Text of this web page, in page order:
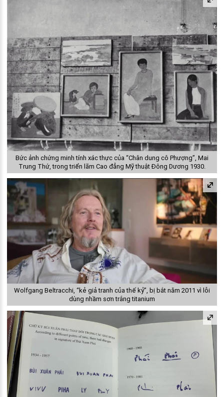
Bức ảnh chứng minh tính xác thực của “Chân dung cô Phượng”, Mai
Trung Thứ, trong triển lãm Cao đẳng Mỹ thuật Đông Dương 1930.
Wolfgang Beltracchi, “kẻ giả tranh của thế kỷ”, bị bắt năm 2011 vì lỗi
dùng nhầm sơn trắng titanium